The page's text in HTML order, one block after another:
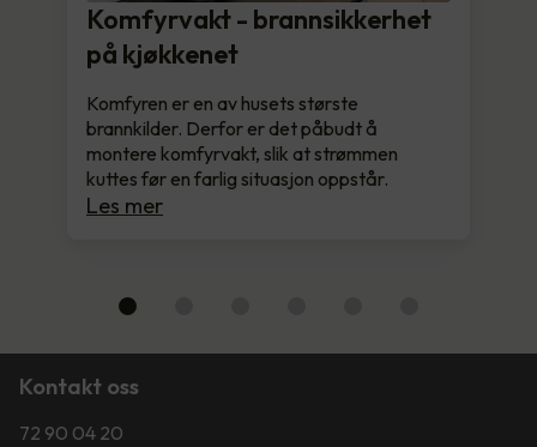
Komfyrvakt - brannsikkerhet
på kjøkkenet
Komfyren er en av husets største
brannkilder. Derfor er det påbudt å
montere komfyrvakt, slik at strømmen
kuttes før en farlig situasjon oppstår.
Les mer
Kontakt oss
72 90 04 20